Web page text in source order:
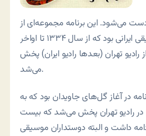
می‌شود. این برنامه مجموعه‌ای از
برنامه‌های موسیقی ایرانی بود که از سال ۱۳۳۴ تا اواخر
دهه ۱۳۵۰ از رادیو تهران (بعدها رادیو ایران) پخش
می‌شد.
در آغاز گل‌های جاویدان بود که به
در رادیو تهران پخش می‌شد که بیست
داشت و البته دوستداران موسیقی